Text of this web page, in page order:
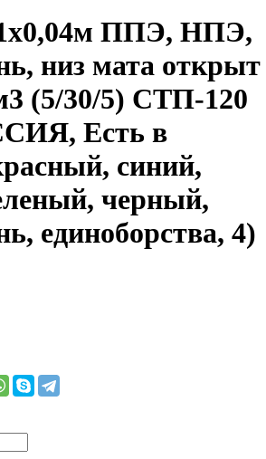
ППЭ, НПЭ,
низ мата открыт
(5/30/5) СТП-120
Есть в
синий,
черный,
единоборства, 4)